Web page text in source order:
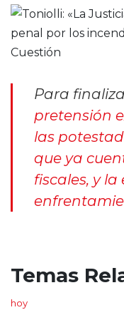
Para
pretensión
las
que ya
fiscales, y
Temas
hoy